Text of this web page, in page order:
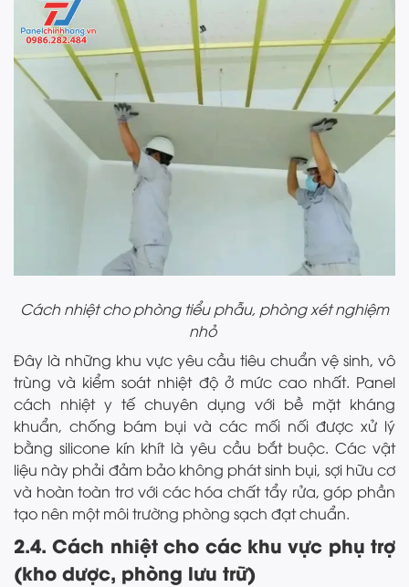
Cách nhiệt cho phòng tiểu phẫu, phòng xét nghiệm
nhỏ
Đây là những khu vực yêu cầu tiêu chuẩn vệ sinh, vô
trùng và kiểm soát nhiệt độ ở mức cao nhất. Panel
cách nhiệt y tế chuyên dụng với bề mặt kháng
khuẩn, chống bám bụi và các mối nối được xử lý
bằng silicone kín khít là yêu cầu bắt buộc. Các vật
liệu này phải đảm bảo không phát sinh bụi, sợi hữu cơ
và hoàn toàn trơ với các hóa chất tẩy rửa, góp phần
tạo nên một môi trường phòng sạch đạt chuẩn.
2.4. Cách nhiệt cho các khu vực phụ trợ
(kho dược, phòng lưu trữ)